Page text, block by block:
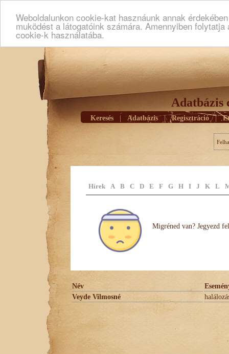
Weboldalunkon cookie-kat hasznáunk annak
muködést a látogatóink számára. Amennyiben
cookie-k használatába.
Adatbázis
Keresés Adatbázis | Regisztráció |
Hírek A B C D E F G H I J K L
Migréned van? Jegyezd
Név
Veyde Vilmosné